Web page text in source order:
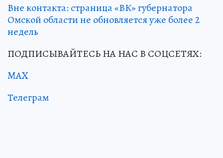
Вне контакта: страница «ВК» губернатора
Омской области не обновляется уже более 2
недель
ПОДПИСЫВАЙТЕСЬ НА НАС В СОЦСЕТЯХ:
MAX
Телеграм